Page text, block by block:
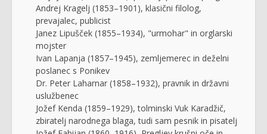
Andrej Kragelj (1853–1901), klasični filolog,
prevajalec, publicist
Janez Lipušček (1855–1934), "urmohar" in orglarski
mojster
Ivan Lapanja (1857–1945), zemljemerec in deželni
poslanec s Ponikev
Dr. Peter Laharnar (1858–1932), pravnik in državni
uslužbenec
Jožef Kenda (1859–1929), tolminski Vuk Karadžič,
zbiratelj narodnega blaga, tudi sam pesnik in pisatelj